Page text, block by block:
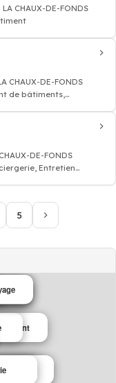
CHAUX-DE-FONDS
CHAUX-DE-FONDS
de bâtiments,
DE-FONDS
Entretien
5
thé café